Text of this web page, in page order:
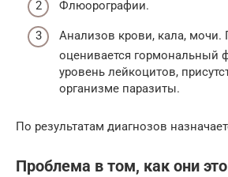
Флюорографии.
Анализов крови, кала, мочи.
оценивается гормональный
уровень лейкоцитов,
организме паразиты.
По результатам диагнозов
Проблема в том, как они